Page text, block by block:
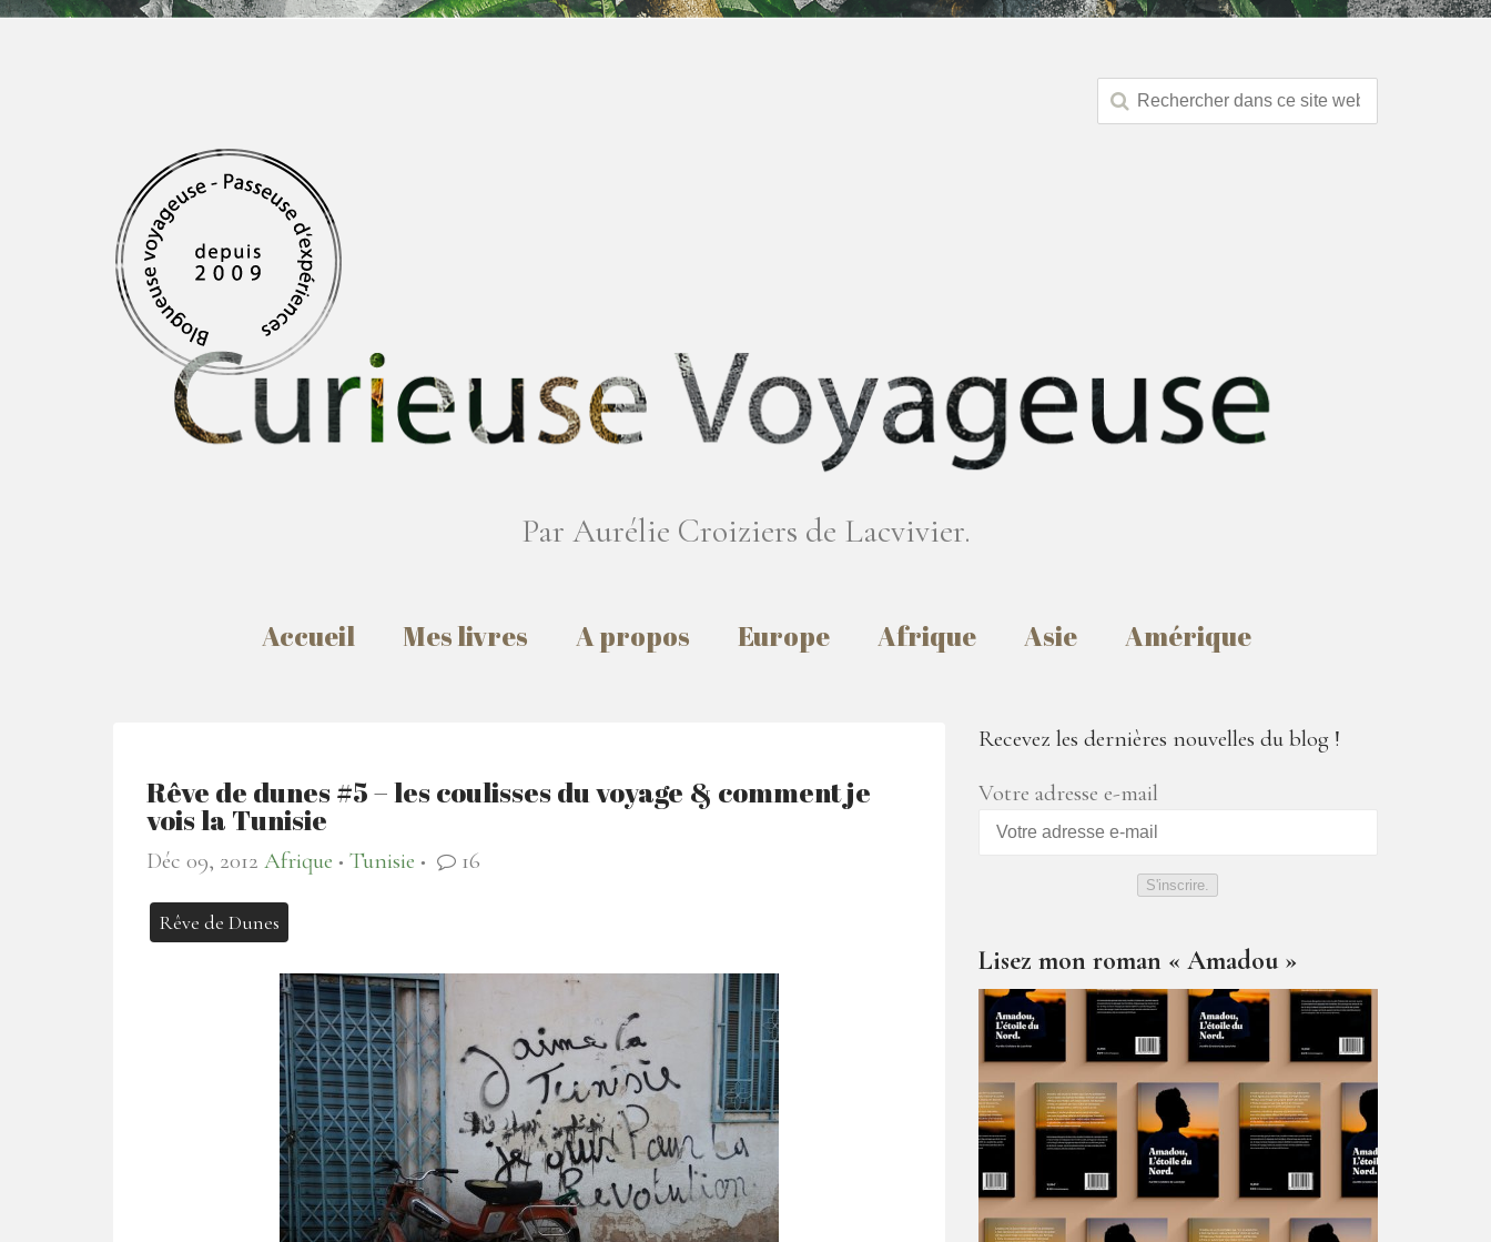
Par Aurélie Croiziers de Lacvivier.
Accueil Mes livres A propos Europe Afrique Asie Amérique
Rêve de dunes #5 – les coulisses du voyage & comment je
vois la Tunisie
Déc 09, 2012 Afrique ● Tunisie ● 16
Rêve de Dunes
Recevez les dernières nouvelles du blog !
Votre adresse e-mail
S'inscrire.
Lisez mon roman « Amadou »